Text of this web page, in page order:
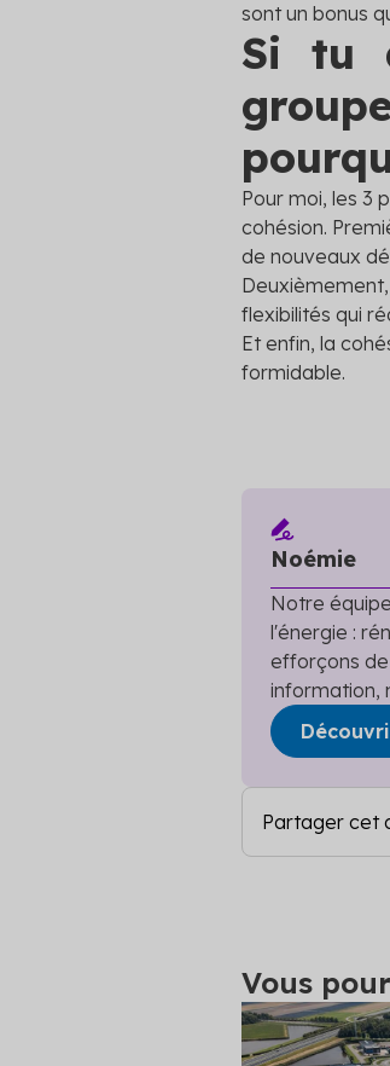
sont un bonus
Si tu
Pour moi, les 3
cohésion.
de nouveaux
flexibilités qui
Et enfin, la
formidable.
Noémie
Notre
l'énergie :
efforçons de
information,
Partager cet
Vous